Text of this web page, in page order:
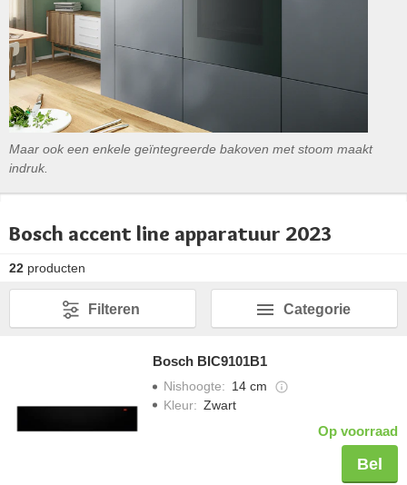
Maar ook een enkele geïntegreerde bakoven met stoom maakt
indruk.
Bosch accent line apparatuur 2023
22 producten
Categorie
Filteren
Bosch BIC9101B1
Nishoogte: 14 cm
Kleur: Zwart
Op voorraad
Bel